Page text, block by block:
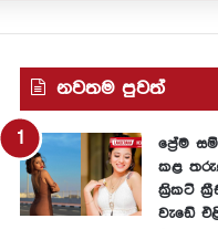
නවතම පුවත්
ප්‍රේම
කළ
ක්‍රිකට්
වැඩේ